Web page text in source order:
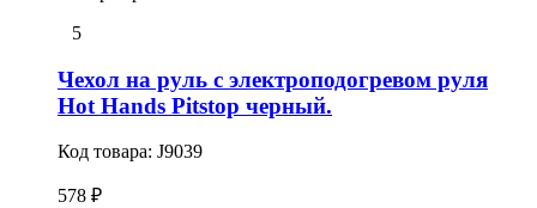
5
Чехол на руль с электроподогревом руля
Hot Hands Pitstop черный.
Код товара: J9039
578 ₽